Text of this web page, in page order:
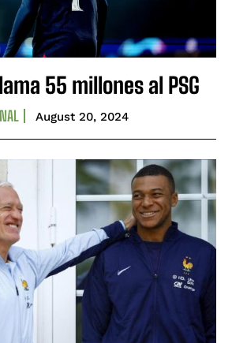
55 millones al PSG
August 20, 2024